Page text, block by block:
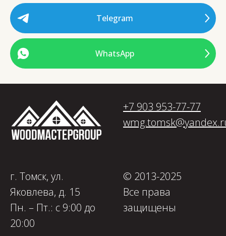
Telegram
WhatsApp
+7 903 953-77-77
г. Томск, ул.
Яковлева, д. 15
Пн. – Пт.: с 9:00 до
20:00
© 2013-2025
Все права
защищены